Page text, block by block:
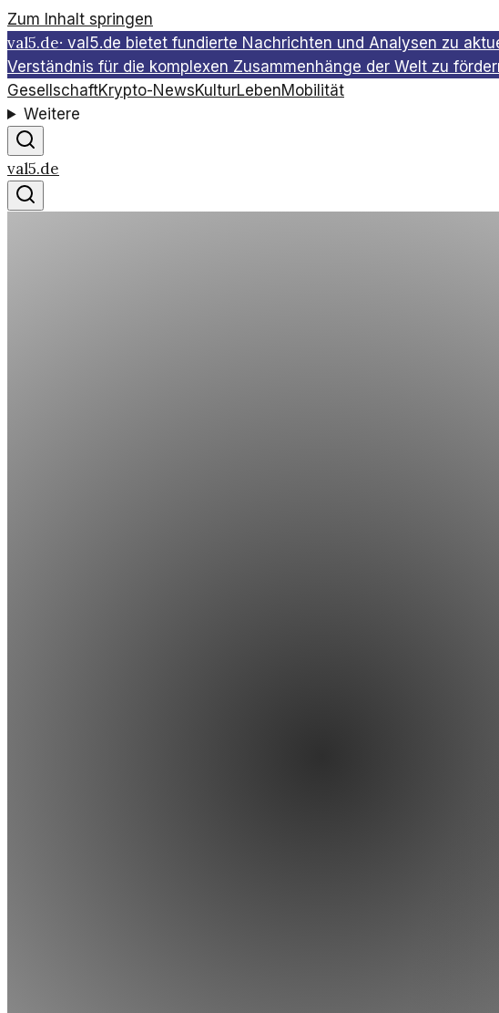
Zum Inhalt springen
val5.de· val5.de bietet fundierte Nachrichten und Analysen zu
Verständnis für die komplexen Zusammenhänge der Welt zu
GesellschaftKrypto-NewsKulturLebenMobilität
Weitere
val5.de